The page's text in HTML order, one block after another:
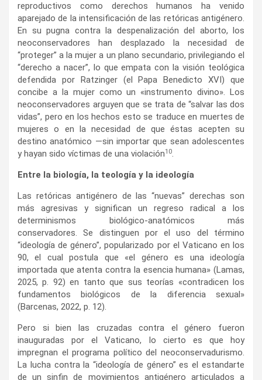
reproductivos como derechos humanos ha venido
aparejado de la intensificación de las retóricas antigénero.
En su pugna contra la despenalización del aborto, los
neoconservadores han desplazado la necesidad de
“proteger” a la mujer a un plano secundario, privilegiando el
“derecho a nacer”, lo que empata con la visión teológica
defendida por Ratzinger (el Papa Benedicto XVI) que
concibe a la mujer como un «instrumento divino». Los
neoconservadores arguyen que se trata de “salvar las dos
vidas”, pero en los hechos esto se traduce en muertes de
mujeres o en la necesidad de que éstas acepten su
destino anatómico —sin importar que sean adolescentes
y hayan sido víctimas de una violación10.
Entre la biología, la teología y la ideología
Las retóricas antigénero de las “nuevas” derechas son
más agresivas y significan un regreso radical a los
determinismos biológico-anatómicos más
conservadores. Se distinguen por el uso del término
“ideología de género”, popularizado por el Vaticano en los
90, el cual postula que «el género es una ideología
importada que atenta contra la esencia humana» (Lamas,
2025, p. 92) en tanto que sus teorías «contradicen los
fundamentos biológicos de la diferencia sexual»
(Barcenas, 2022, p. 12).
Pero si bien las cruzadas contra el género fueron
inauguradas por el Vaticano, lo cierto es que hoy
impregnan el programa político del neoconservadurismo.
La lucha contra la “ideología de género” es el estandarte
de un sinfin de movimientos antigénero articulados a